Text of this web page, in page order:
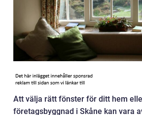
Att välja rätt fönster för ditt hem
företagsbyggnad i Skåne kan vara